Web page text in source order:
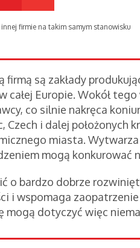
firmie na takim samym stanowisku
firmą są zakłady
całej Europie. Wokół
co silnie nakręca
i dalej położonych
miasta.
mogą konkurować
o bardzo dobrze
i wspomaga
mogą dotyczyć więc